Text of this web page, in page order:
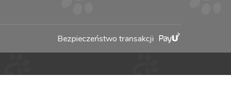
Bezpieczeństwo transakcji